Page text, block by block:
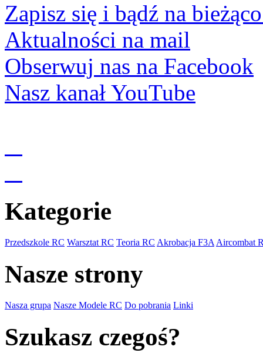
Zapisz się i bądź na
Aktualności na mail
Obserwuj nas na Facebook
Nasz kanał YouTube
Kategorie
Przedszkole RC Warsztat RC Teoria RC Akrobacja F3A Aircombat
Nasze strony
Nasza grupa Nasze Modele RC Do pobrania Linki
Szukasz czegoś?